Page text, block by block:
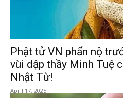
Phật tử VN phẩn nộ
vùi dập thầy Minh Tuệ
Nhật Từ!
April 17, 2025